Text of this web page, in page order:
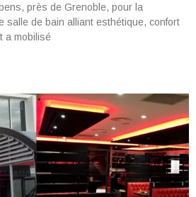
près de Grenoble, pour la
salle de bain alliant esthétique, confort
a mobilisé